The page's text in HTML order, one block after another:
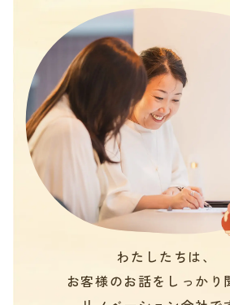
わたしたちは、
お客様のお話をしっかり